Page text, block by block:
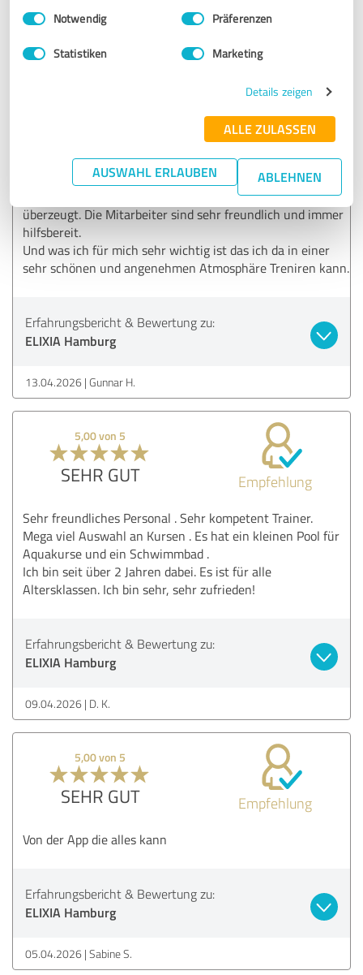
Impressum Datenschutzbestimmungen
Einwilligungsauswahl
Notwendig Präferenzen
Statistiken Marketing
Details zeigen
ALLE ZULASSEN
AUSWAHL ERLAUBEN ABLEHNEN
5,00 von 5
Ich bin jetzt seit 1 Monat im ELIXIA Hamburg und habe es
Vorher über meine Frau 14 Tage genutzt und kann nur
sage das es das Beste Fitness/und Wellness Club ist den
ich je ausprobiert habe. Es hat mich von Anfang an sehr
überzeugt. Die Mitarbeiter sind sehr freundlich und immer
hilfsbereit.
Und was ich für mich sehr wichtig ist das ich da in einer
sehr schönen und angenehmen Atmosphäre Treniren kann.
Erfahrungsbericht & Bewertung zu:
ELIXIA Hamburg
13.04.2026 Gunnar H.
5,00 von 5
SEHR GUT Empfehlung
Sehr freundliches Personal . Sehr kompetent Trainer.
Mega viel Auswahl an Kursen . Es hat ein kleinen Pool für
Aquakurse und ein Schwimmbad .
Ich bin seit über 2 Jahren dabei. Es ist für alle
Altersklassen. Ich bin sehr, sehr zufrieden!
Erfahrungsbericht & Bewertung zu:
ELIXIA Hamburg
09.04.2026 D. K.
5,00 von 5
SEHR GUT Empfehlung
Von der App die alles kann
Erfahrungsbericht & Bewertung zu:
ELIXIA Hamburg
05.04.2026 Sabine S.